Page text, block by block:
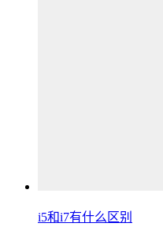
i5和i7有什么区别